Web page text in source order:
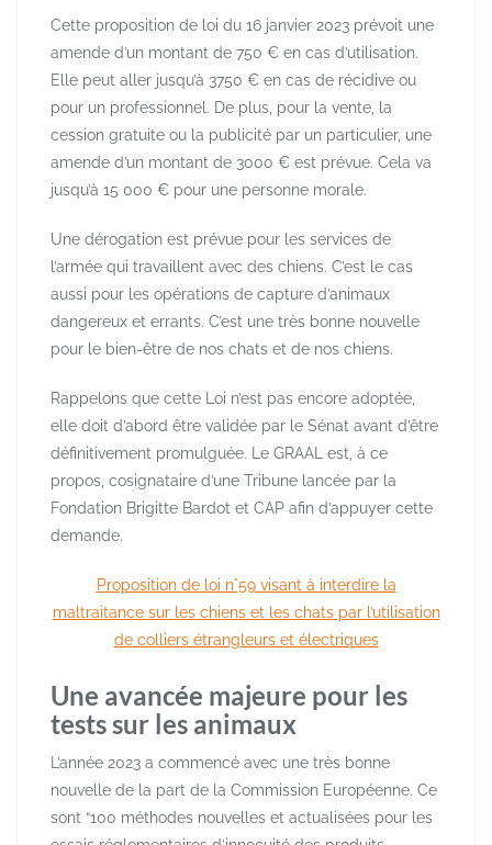
Cette proposition de loi du 16 janvier 2023 prévoit une
amende d’un montant de 750 € en cas d’utilisation.
Elle peut aller jusqu’à 3750 € en cas de récidive ou
pour un professionnel. De plus, pour la vente, la
cession gratuite ou la publicité par un particulier, une
amende d’un montant de 3000 € est prévue. Cela va
jusqu’à 15 000 € pour une personne morale.
Une dérogation est prévue pour les services de
l’armée qui travaillent avec des chiens. C’est le cas
aussi pour les opérations de capture d’animaux
dangereux et errants. C’est une très bonne nouvelle
pour le bien-être de nos chats et de nos chiens.
Rappelons que cette Loi n’est pas encore adoptée,
elle doit d’abord être validée par le Sénat avant d’être
définitivement promulguée. Le GRAAL est, à ce
propos, cosignataire d’une Tribune lancée par la
Fondation Brigitte Bardot et CAP afin d’appuyer cette
demande.
Proposition de loi n°59 visant à interdire la
maltraitance sur les chiens et les chats par l’utilisation
de colliers étrangleurs et électriques
Une avancée majeure pour les
tests sur les animaux
L’année 2023 a commencé avec une très bonne
nouvelle de la part de la Commission Européenne. Ce
sont “100 méthodes nouvelles et actualisées pour les